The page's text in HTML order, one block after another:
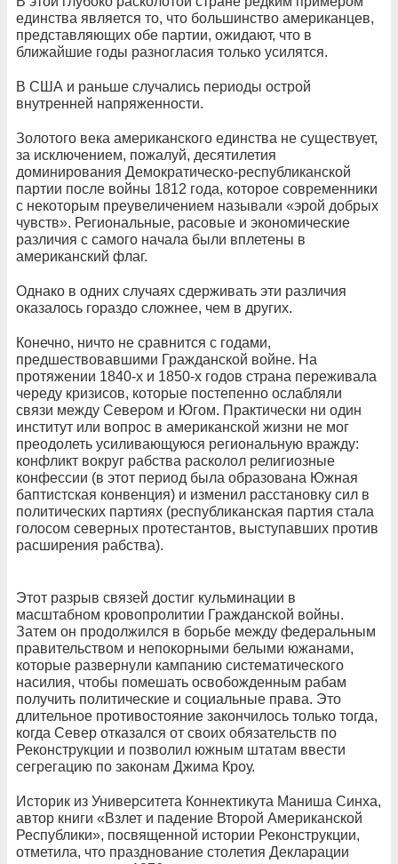
единства является то, что большинство американцев,
представляющих обе партии, ожидают, что в
ближайшие годы разногласия только усилятся.
В США и раньше случались периоды острой
внутренней напряженности.
Золотого века американского единства не существует,
за исключением, пожалуй, десятилетия
доминирования Демократическо-республиканской
партии после войны 1812 года, которое современники
с некоторым преувеличением называли «эрой добрых
чувств». Региональные, расовые и экономические
различия с самого начала были вплетены в
американский флаг.
Однако в одних случаях сдерживать эти различия
оказалось гораздо сложнее, чем в других.
Конечно, ничто не сравнится с годами,
предшествовавшими Гражданской войне. На
протяжении 1840-х и 1850-х годов страна переживала
череду кризисов, которые постепенно ослабляли
связи между Севером и Югом. Практически ни один
институт или вопрос в американской жизни не мог
преодолеть усиливающуюся региональную вражду:
конфликт вокруг рабства расколол религиозные
конфессии (в этот период была образована Южная
баптистская конвенция) и изменил расстановку сил в
политических партиях (республиканская партия стала
голосом северных протестантов, выступавших против
расширения рабства).
Этот разрыв связей достиг кульминации в
масштабном кровопролитии Гражданской войны.
Затем он продолжился в борьбе между федеральным
правительством и непокорными белыми южанами,
которые развернули кампанию систематического
насилия, чтобы помешать освобожденным рабам
получить политические и социальные права. Это
длительное противостояние закончилось только тогда,
когда Север отказался от своих обязательств по
Реконструкции и позволил южным штатам ввести
сегрегацию по законам Джима Кроу.
Историк из Университета Коннектикута Маниша Синха,
автор книги «Взлет и падение Второй Американской
Республики», посвященной истории Реконструкции,
отметила, что празднование столетия Декларации